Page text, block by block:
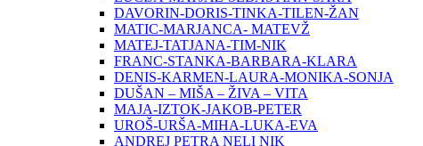
DAVORIN-DORIS-TINKA-TILEN-ŽAN
MATIC-MARJANCA- MATEVŽ
MATEJ-TATJANA-TIM-NIK
FRANC-STANKA-BARBARA-KLARA
DENIS-KARMEN-LAURA-MONIKA-SONJA
DUŠAN – MIŠA – ŽIVA – VITA
MAJA-IZTOK-JAKOB-PETER
UROŠ-URŠA-MIHA-LUKA-EVA
ANDREJ PETRA NELI NIK